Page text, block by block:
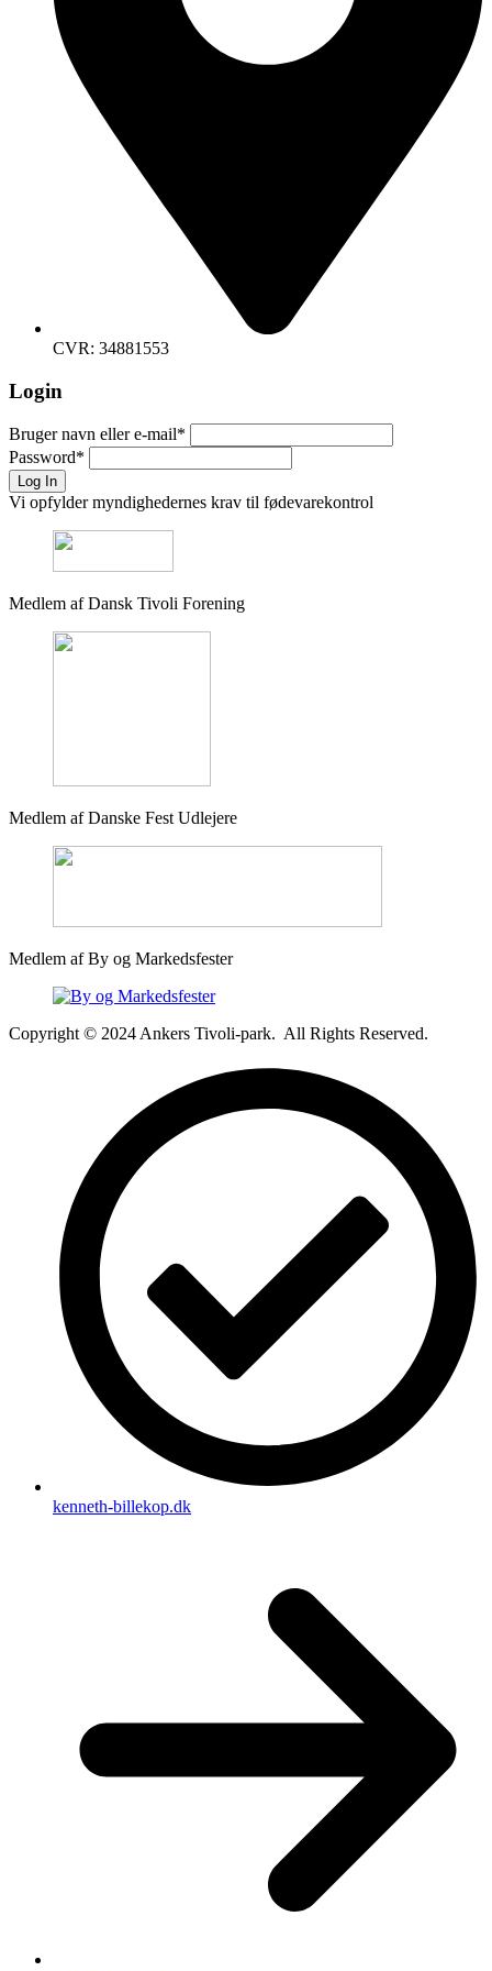
CVR: 34881553
Login
Bruger navn eller e-mail*
Password*
Log In
Vi opfylder myndighedernes krav til fødevarekontrol
Medlem af Dansk Tivoli Forening
Medlem af Danske Fest Udlejere
Medlem af By og Markedsfester
Copyright © 2024 Ankers Tivoli-park. All Rights Reserved.
kenneth-billekop.dk